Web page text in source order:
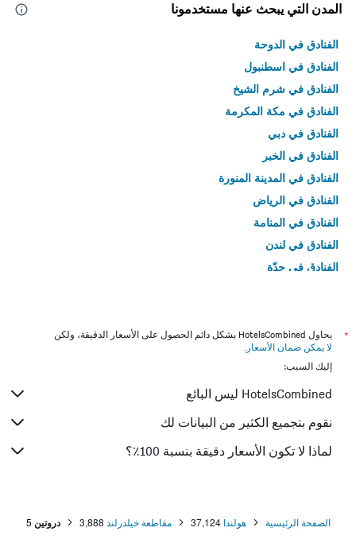
المدن التي يبحث عنها مستخدمونا
الفنادق في الدوحة
الفنادق في اسطنبول
الفنادق في شرم الشيخ
الفنادق في مكة المكرمة
الفنادق في دبي
الفنادق في الخبر
الفنادق في المدينة المنورة
الفنادق في الرياض
الفنادق في المنامة
الفنادق في لندن
الفنادق في جدّة
*
يحاول HotelsCombined بشكل دائم الحصول على الأسعار الدقيقة، ولكن
لا يمكن ضمان الأسعار .
إليك السبب:
HotelsCombined ليس البائع
نقوم بتجميع الكثير من البيانات لك
لماذا لا تكون الأسعار دقيقة بنسبة 100٪؟
الصفحة الرئيسية هولندا 37,124 مقاطعة خيلدرلند 3,888 دروتين 5